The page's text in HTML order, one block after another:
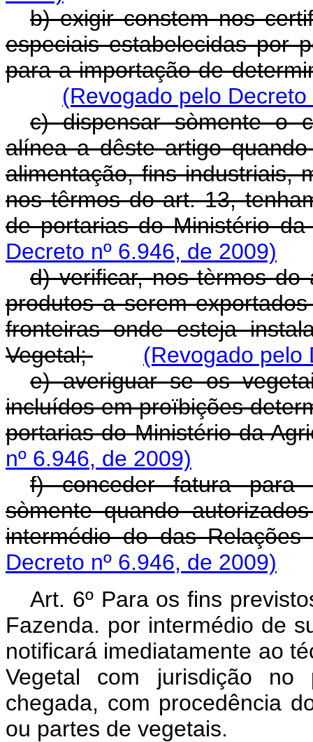
b) exigir constem nos
especiais estabelecidas por
para a importação de
(Revogado pelo
c) dispensar sòmente o
alínea a dêste artigo
alimentação, fins industriais,
nos têrmos do art. 13,
de portarias do Ministério
Decreto nº 6.946, de 2009)
d) verificar, nos tèrmos
produtos a serem
fronteiras onde esteja
Vegetal;
(Revogado pelo
e) averiguar se os
incluídos em proïbições
portarias do Ministério da
nº 6.946, de 2009)
f) conceder fatura para
sòmente quando
intermédio do das Relações
Decreto nº 6.946, de 2009)
Art. 6º Para os fins
Fazenda. por intermédio de
notificará imediatamente ao
Vegetal com jurisdição
chegada, com procedência
ou partes de vegetais.